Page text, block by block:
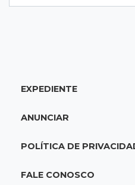
20:06Balcão de
abertas em 114 funções
19:47Festival do Sobá
Em visita à Feira
EXPEDIENTE
ANUNCIAR
POLÍTICA DE
FALE CONOSCO